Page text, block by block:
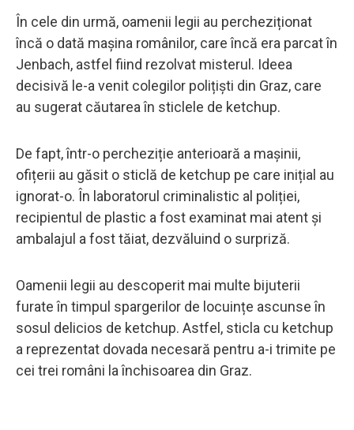
În cele din urmă, oamenii legii au percheziționat
încă o dată mașina românilor, care încă era parcat în
Jenbach, astfel fiind rezolvat misterul. Ideea
decisivă le-a venit colegilor polițiști din Graz, care
au sugerat căutarea în sticlele de ketchup.
De fapt, într-o percheziție anterioară a mașinii,
ofițerii au găsit o sticlă de ketchup pe care inițial au
ignorat-o. În laboratorul criminalistic al poliției,
recipientul de plastic a fost examinat mai atent și
ambalajul a fost tăiat, dezvăluind o surpriză.
Oamenii legii au descoperit mai multe bijuterii
furate în timpul spargerilor de locuințe ascunse în
sosul delicios de ketchup. Astfel, sticla cu ketchup
a reprezentat dovada necesară pentru a-i trimite pe
cei trei români la închisoarea din Graz.